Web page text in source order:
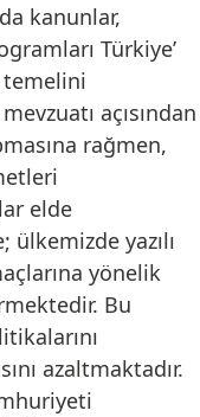
kanunlar,
Türkiye’
temelini
açısından
rağmen,
elde
yazılı
yönelik
Bu
azaltmaktadır.